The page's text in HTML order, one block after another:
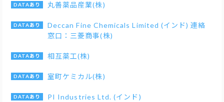
丸善薬品産業(株)
Deccan Fine Chemicals Limited (インド) 連絡
窓口：三菱商事(株)
相互薬工(株)
室町ケミカル(株)
PI Industries Ltd. (インド)